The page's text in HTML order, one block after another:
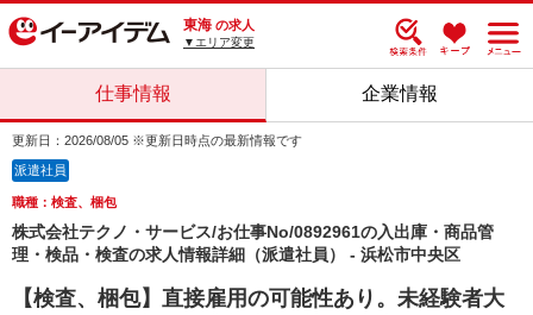
東海 の求人
▼エリア変更
仕事情報 企業情報
更新日：2026/08/05 ※更新日時点の最新情報です
派遣社員
職種：検査、梱包
株式会社テクノ・サービス/お仕事No/0892961の入出庫・商品管
理・検品・検査の求人情報詳細（派遣社員） - 浜松市中央区
【検査、梱包】直接雇用の可能性あり。未経験者大